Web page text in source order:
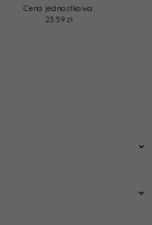
Cena jednostkowa:
23.59 zł